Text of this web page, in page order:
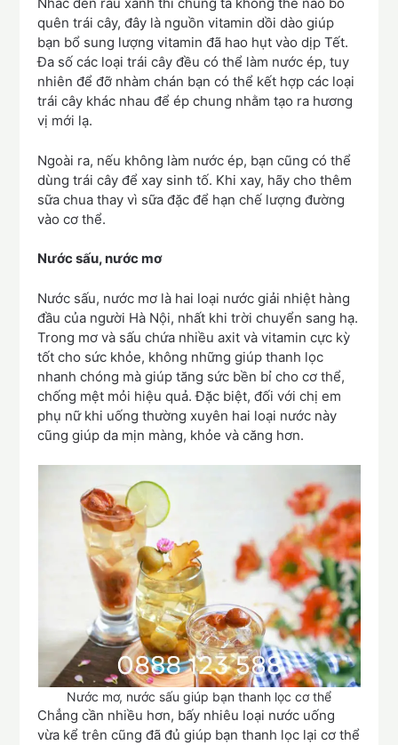
Nhắc đến rau xanh thì chúng ta không thể nào bỏ
quên trái cây, đây là nguồn vitamin dồi dào giúp
bạn bổ sung lượng vitamin đã hao hụt vào dịp Tết.
Đa số các loại trái cây đều có thể làm nước ép, tuy
nhiên để đỡ nhàm chán bạn có thể kết hợp các loại
trái cây khác nhau để ép chung nhằm tạo ra hương
vị mới lạ.
Ngoài ra, nếu không làm nước ép, bạn cũng có thể
dùng trái cây để xay sinh tố. Khi xay, hãy cho thêm
sữa chua thay vì sữa đặc để hạn chế lượng đường
vào cơ thể.
Nước sấu, nước mơ
Nước sấu, nước mơ là hai loại nước giải nhiệt hàng
đầu của người Hà Nội, nhất khi trời chuyển sang hạ.
Trong mơ và sấu chứa nhiều axit và vitamin cực kỳ
tốt cho sức khỏe, không những giúp thanh lọc
nhanh chóng mà giúp tăng sức bền bỉ cho cơ thể,
chống mệt mỏi hiệu quả. Đặc biệt, đối với chị em
phụ nữ khi uống thường xuyên hai loại nước này
cũng giúp da mịn màng, khỏe và căng hơn.
Nước mơ, nước sấu giúp bạn thanh lọc cơ thể
Chẳng cần nhiều hơn, bấy nhiêu loại nước uống
vừa kể trên cũng đã đủ giúp bạn thanh lọc lại cơ thể